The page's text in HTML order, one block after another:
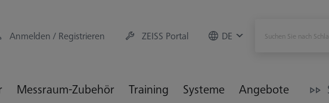
Anmelden / Registrieren ZEISS Portal DE
Messraum-Zubehör Training Systeme Angebote